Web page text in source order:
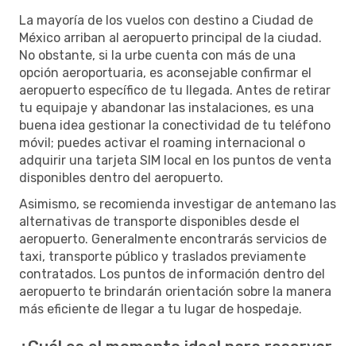
La mayoría de los vuelos con destino a Ciudad de
México arriban al aeropuerto principal de la ciudad.
No obstante, si la urbe cuenta con más de una
opción aeroportuaria, es aconsejable confirmar el
aeropuerto específico de tu llegada. Antes de retirar
tu equipaje y abandonar las instalaciones, es una
buena idea gestionar la conectividad de tu teléfono
móvil; puedes activar el roaming internacional o
adquirir una tarjeta SIM local en los puntos de venta
disponibles dentro del aeropuerto.
Asimismo, se recomienda investigar de antemano las
alternativas de transporte disponibles desde el
aeropuerto. Generalmente encontrarás servicios de
taxi, transporte público y traslados previamente
contratados. Los puntos de información dentro del
aeropuerto te brindarán orientación sobre la manera
más eficiente de llegar a tu lugar de hospedaje.